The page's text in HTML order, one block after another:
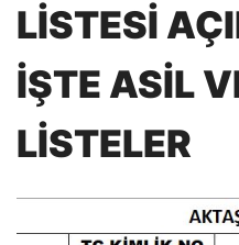
LİSTESİ
İŞTE ASİL
LİSTELER